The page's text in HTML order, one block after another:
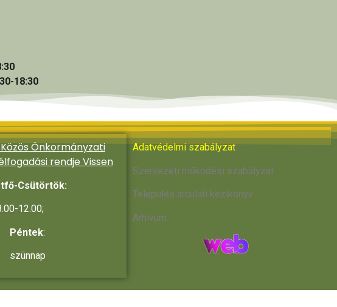
18:30
Önkormányzati
rendje Vissen
Csütörtök:
12.00;
Péntek:
szünnap
Adatvédelmi szabályzat
Szervezeti működési szabályzat
Település arculati kézikönyv
Arhívum